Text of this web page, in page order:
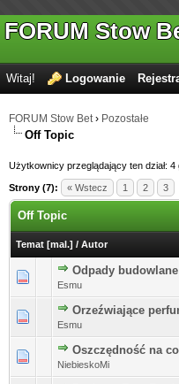
FORUM Stow
Witaj! Logowanie
FORUM Stow Bet› Pozostałe
Off Topic
Użytkownicy przeglądający ten dział: 4
Strony (7): « Wstecz 1 2 3
Off Topic
Temat [mal.] / Autor
Odpady
Esmu
Orzeźwiające
Esmu
Oszczędność na
NiebieskoMi